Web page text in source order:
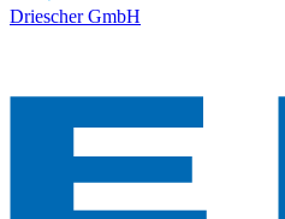
Driescher GmbH